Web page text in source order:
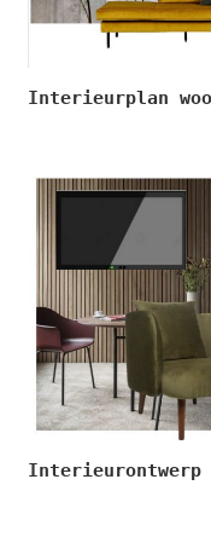
Interieurplan
Interieurontwerp